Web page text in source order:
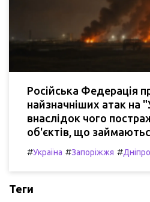
Російська Федерація
найзначніших атак на
внаслідок чого
об'єктів, що
#Україна #Запоріжжя #
Теги